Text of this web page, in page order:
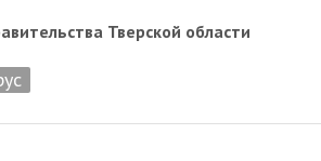
Тверской области